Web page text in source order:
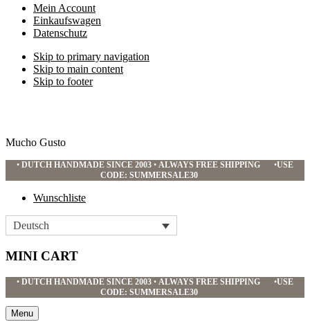
Mein Account
Einkaufswagen
Datenschutz
Skip to primary navigation
Skip to main content
Skip to footer
Mucho Gusto
•DUTCH HANDMADE SINCE 2003 •ALWAYS FREE SHIPPING •USE
CODE: SUMMERSALE30
Wunschliste
Deutsch
MINI CART
•DUTCH HANDMADE SINCE 2003 • ALWAYS FREE SHIPPING •USE
CODE: SUMMERSALE30
Menu